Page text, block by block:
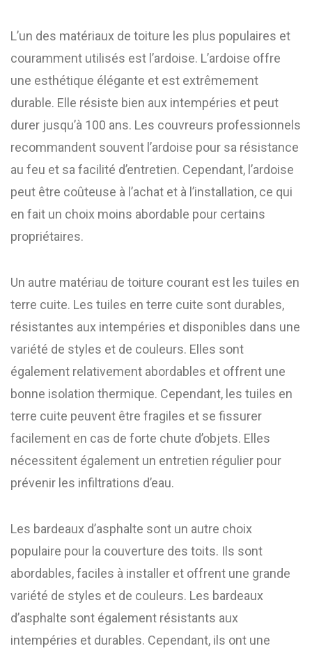
L’un des matériaux de toiture les plus populaires et
couramment utilisés est l’ardoise. L’ardoise offre
une esthétique élégante et est extrêmement
durable. Elle résiste bien aux intempéries et peut
durer jusqu’à 100 ans. Les couvreurs professionnels
recommandent souvent l’ardoise pour sa résistance
au feu et sa facilité d’entretien. Cependant, l’ardoise
peut être coûteuse à l’achat et à l’installation, ce qui
en fait un choix moins abordable pour certains
propriétaires.
Un autre matériau de toiture courant est les tuiles en
terre cuite. Les tuiles en terre cuite sont durables,
résistantes aux intempéries et disponibles dans une
variété de styles et de couleurs. Elles sont
également relativement abordables et offrent une
bonne isolation thermique. Cependant, les tuiles en
terre cuite peuvent être fragiles et se fissurer
facilement en cas de forte chute d’objets. Elles
nécessitent également un entretien régulier pour
prévenir les infiltrations d’eau.
Les bardeaux d’asphalte sont un autre choix
populaire pour la couverture des toits. Ils sont
abordables, faciles à installer et offrent une grande
variété de styles et de couleurs. Les bardeaux
d’asphalte sont également résistants aux
intempéries et durables. Cependant, ils ont une